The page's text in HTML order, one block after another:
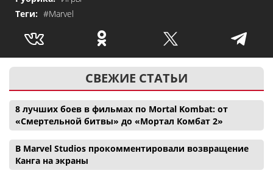
Теги: #Marvel
СВЕЖИЕ СТАТЬИ
8 лучших боев в фильмах по Mortal Kombat: от
«Смертельной битвы» до «Мортал Комбат 2»
В Marvel Studios прокомментировали возвращение
Канга на экраны